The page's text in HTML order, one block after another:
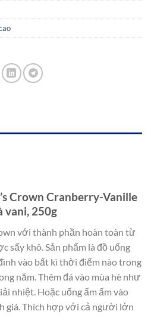
Crown Cranberry-Vanille
vani, 250g
với thành phần hoàn toàn từ
sấy khô. Sản phẩm là đồ uống
vào bất kì thời điểm nào trong
năm. Thêm đá vào mùa hè như
nhiệt. Hoặc uống ấm ấm vào
giá. Thích hợp với cả người lớn